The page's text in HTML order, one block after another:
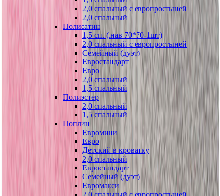
2,0 спальный с европростыней
2,0 спальный
Полисатин
1,5 сп. (.нав 70*70-1шт)
2,0 спальный с европростыней
Семейный (дуэт)
Евростандарт
Евро
2,0 спальный
1,5 спальный
Полиэстер
2,0 спальный
1,5 спальный
Поплин
Евромини
Евро
Детский в кроватку
2,0 спальный
Евростандарт
Семейный (дуэт)
Евромакси